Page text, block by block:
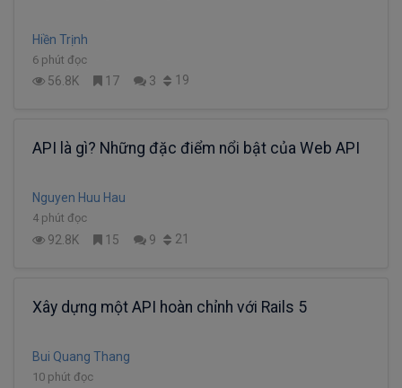
Hiền Trịnh
6 phút đọc
56.8K 17 3 19
API là gì? Những đặc điểm nổi bật của Web API
Nguyen Huu Hau
4 phút đọc
92.8K 15 9 21
Xây dựng một API hoàn chỉnh với Rails 5
Bui Quang Thang
10 phút đọc